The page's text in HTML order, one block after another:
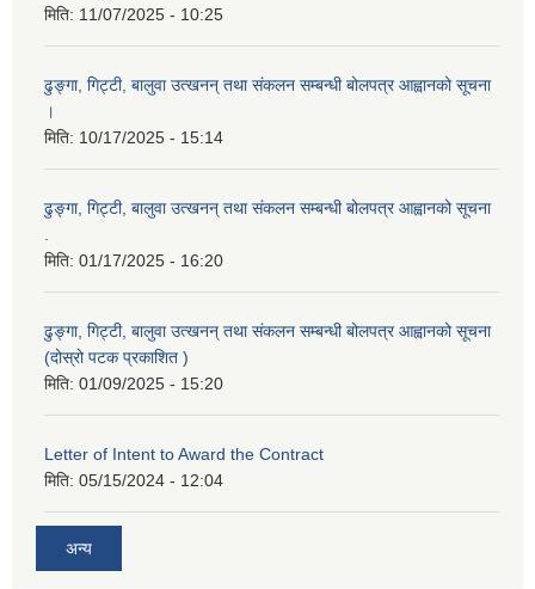
मिति: 11/07/2025 - 10:25
ढुङ्गा, गिट्टी, बालुवा उत्खनन् तथा संकलन सम्बन्धी बोलपत्र आह्वानको सूचना
।
मिति: 10/17/2025 - 15:14
ढुङ्गा, गिट्टी, बालुवा उत्खनन् तथा संकलन सम्बन्धी बोलपत्र आह्वानको सूचना
.
मिति: 01/17/2025 - 16:20
ढुङ्गा, गिट्टी, बालुवा उत्खनन् तथा संकलन सम्बन्धी बोलपत्र आह्वानको सूचना
(दोस्रो पटक प्रकाशित )
मिति: 01/09/2025 - 15:20
Letter of Intent to Award the Contract
मिति: 05/15/2024 - 12:04
अन्य